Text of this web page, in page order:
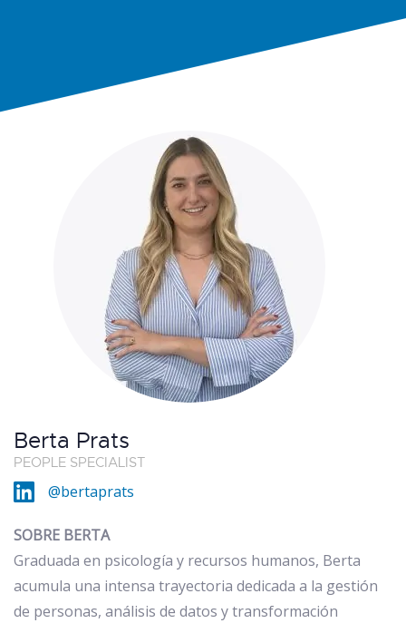
Berta Prats
PEOPLE SPECIALIST
@bertaprats
SOBRE BERTA
Graduada en psicología y recursos humanos, Berta
acumula una intensa trayectoria dedicada a la gestión
de personas, análisis de datos y transformación